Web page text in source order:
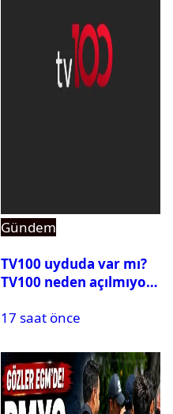
Gündem
TV100 uyduda var mı?
TV100 neden açılmıyor?
17 saat önce